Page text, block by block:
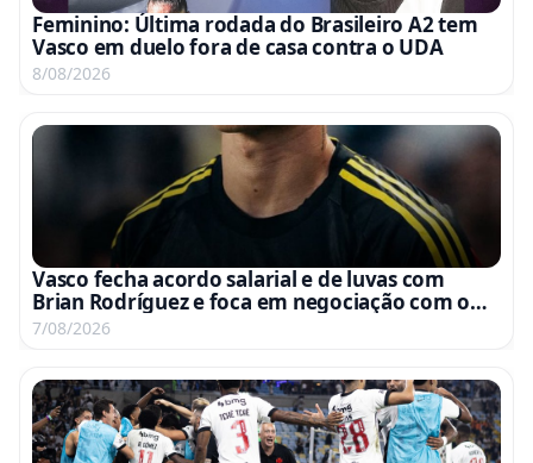
Feminino: Última rodada do Brasileiro A2 tem
Vasco em duelo fora de casa contra o UDA
8/08/2026
Vasco fecha acordo salarial e de luvas com
Brian Rodríguez e foca em negociação com o
América-MEX
7/08/2026